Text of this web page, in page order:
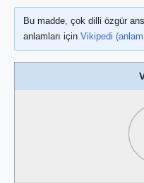
Bu madde, çok dilli özgür
anlamları için Vikipedi (anlam